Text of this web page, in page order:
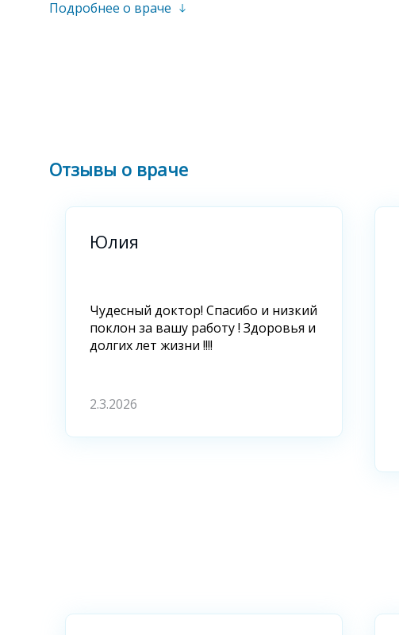
Подробнее о враче
Отзывы о враче
Юлия
Чудесный доктор! Спасибо и низкий
поклон за вашу работу ! Здоровья и
долгих лет жизни !!!!
2.3.2026